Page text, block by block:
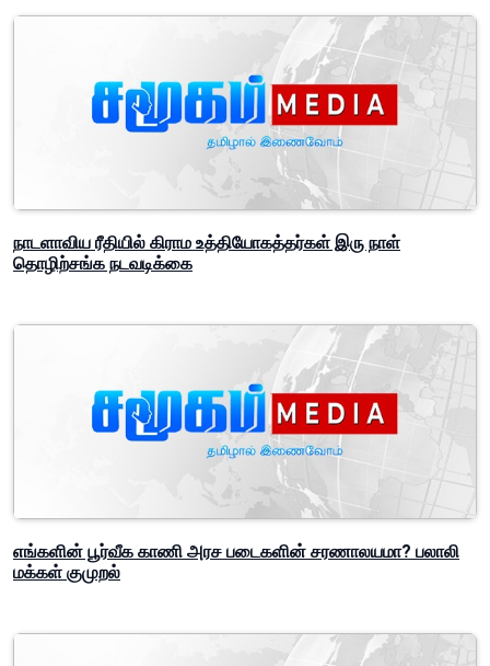
நாடளாவிய ரீதியில் கிராம உத்தியோகத்தர்கள் இரு நாள்
தொழிற்சங்க நடவடிக்கை
எங்களின் பூர்வீக காணி அரச படைகளின் சரணாலயமா? பலாலி
மக்கள் குமுறல்